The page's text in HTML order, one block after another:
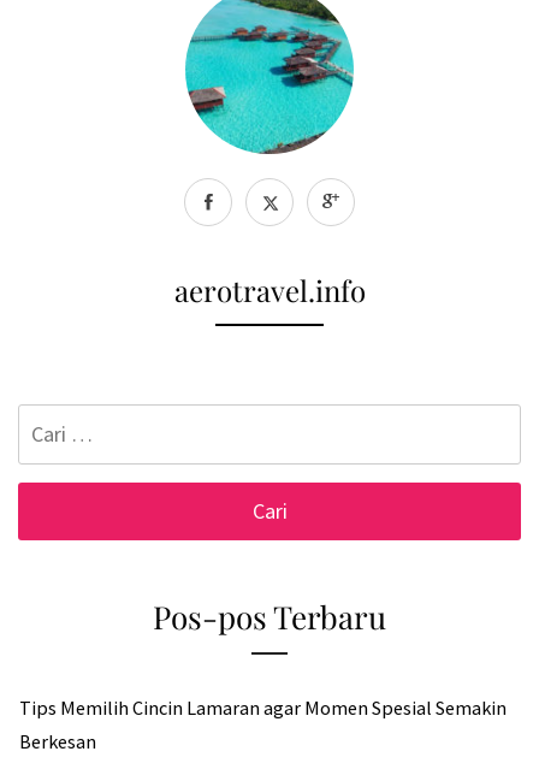
aerotravel.info
Pos-pos Terbaru
Tips Memilih Cincin Lamaran agar Momen Spesial Semakin
Berkesan